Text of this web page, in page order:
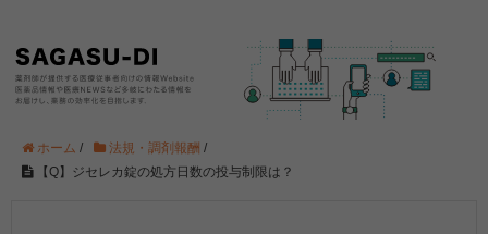
ホーム / 法規・調剤報酬 /
【Q】ジセレカ錠の処方日数の投与制限は？